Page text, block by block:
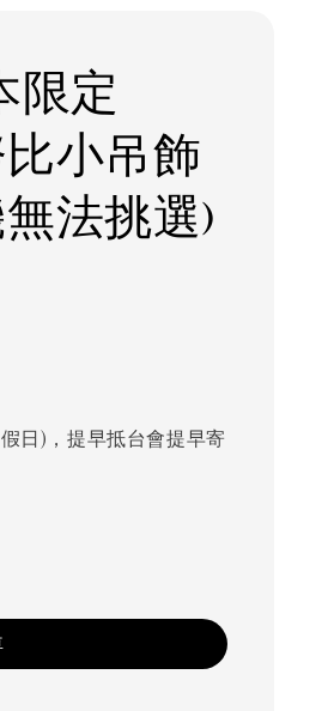
限定
小吊飾
法挑選)
日)，提早抵台會提早寄